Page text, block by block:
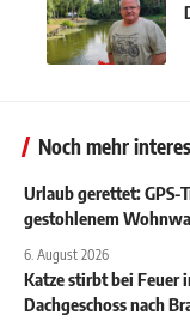
Noch mehr
Urlaub gerettet: GPS-
gestohlenem
6. August 2026
Katze stirbt bei Feuer
Dachgeschoss nach